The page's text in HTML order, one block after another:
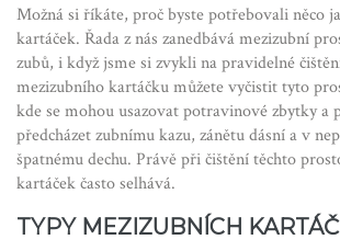
Možná si říkáte, proč byste potřebovali něco
kartáček. Řada z nás zanedbává mezizubní
zubů, i když jsme si zvykli na pravidelné
mezizubního kartáčku můžete vyčistit tyto
kde se mohou usazovat potravinové zbytky a
předcházet zubnímu kazu, zánětu dásní a v
špatnému dechu. Právě při čištění těchto
kartáček často selhává.
TYPY MEZIZUBNÍCH